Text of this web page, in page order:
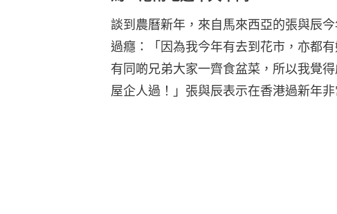
談到農曆新年，來自馬來西亞的張與辰
過癮：「因為我今年有去到花市，亦都
有同啲兄弟大家一齊食盆菜，所以我覺
屋企人過！」張與辰表示在香港過新年非